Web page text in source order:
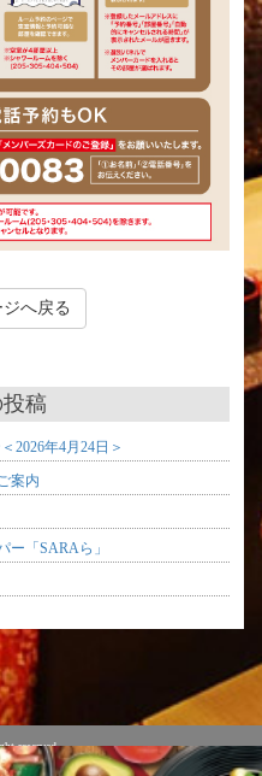
へ戻る
稿
2026年4月24日＞
案内
ー「SARAら」
reserved.
ィ CROSS-D Inc.